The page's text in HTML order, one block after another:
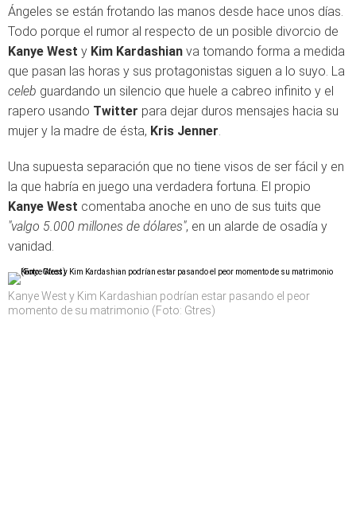
Ángeles se están frotando las manos desde hace unos días.
Todo porque el rumor al respecto de un posible divorcio de
Kanye West y Kim Kardashian va tomando forma a medida
que pasan las horas y sus protagonistas siguen a lo suyo. La
celeb guardando un silencio que huele a cabreo infinito y el
rapero usando Twitter para dejar duros mensajes hacia su
mujer y la madre de ésta, Kris Jenner.
Una supuesta separación que no tiene visos de ser fácil y en
la que habría en juego una verdadera fortuna. El propio
Kanye West comentaba anoche en uno de sus tuits que
"valgo 5.000 millones de dólares", en un alarde de osadía y
vanidad.
Kanye West y Kim Kardashian podrían estar pasando el peor
momento de su matrimonio (Foto: Gtres)